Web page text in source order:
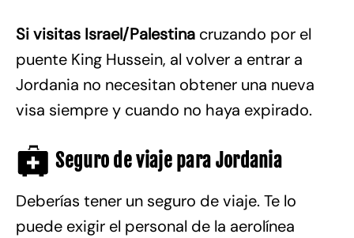
Si visitas Israel/Palestina cruzando por el
puente King Hussein, al volver a entrar a
Jordania no necesitan obtener una nueva
visa siempre y cuando no haya expirado.
Seguro de viaje para Jordania
Deberías tener un seguro de viaje. Te lo
puede exigir el personal de la aerolínea